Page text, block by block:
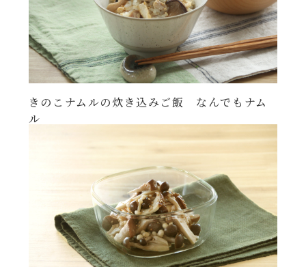
きのこナムルの炊き込みご飯 なんでもナム
ル